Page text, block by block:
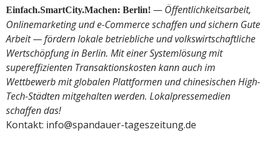
Einfach.SmartCity.Machen: Berlin! — Öffentlichkeitsarbeit,
Onlinemarketing und e-Commerce schaffen und sichern Gute
Arbeit — fördern lokale betriebliche und volkswirtschaftliche
Wertschöpfung in Berlin. Mit einer Systemlösung mit
supereffizienten Transaktionskosten kann auch im
Wettbewerb mit globalen Plattformen und chinesischen High-
Tech-Städten mitgehalten werden. Lokalpressemedien
schaffen das!
Kontakt: info@spandauer-tageszeitung.de